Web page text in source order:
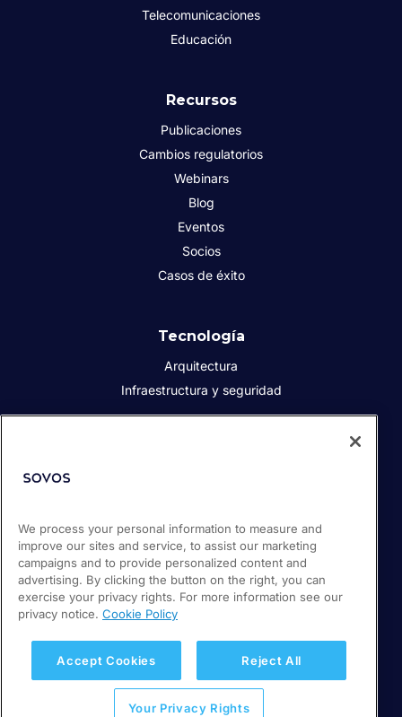
Telecomunicaciones
Educación
Recursos
Publicaciones
Cambios regulatorios
Webinars
Blog
Eventos
Socios
Casos de éxito
Tecnología
Arquitectura
Infraestructura y seguridad
Prensa
Empleos
Soporte / Portal de clientes
Política de privacidad
We process your personal information to measure and
improve our sites and service, to assist our marketing
campaigns and to provide personalized content and
advertising. By clicking the button on the right, you can
exercise your privacy rights. For more information see our
privacy notice. Cookie Policy
Accept Cookies Reject All
Your Privacy Rights